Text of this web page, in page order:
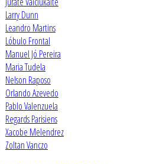
Larry Dunn
Leandro Martins
Lóbulo Frontal
Manuel Jó Pereira
Maria Tudela
Nelson Raposo
Orlando Azevedo
Pablo Valenzuela
Regards Parisiens
Xacobe Melendrez
Zoltan Vanczo